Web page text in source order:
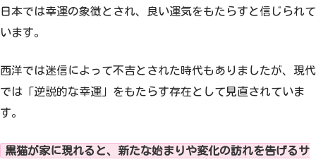
日本では幸運の象徴とされ、良い運気をもたらすと信じられて
います。
西洋では迷信によって不吉とされた時代もありましたが、現代
では「逆説的な幸運」をもたらす存在として見直されていま
す。
黒猫が家に現れると、新たな始まりや変化の訪れを告げるサ